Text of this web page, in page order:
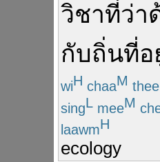
วิชาที่ว่า
กับถิ่นที่อ
wiH chaaM thee
singL meeM
laawmH
ecology